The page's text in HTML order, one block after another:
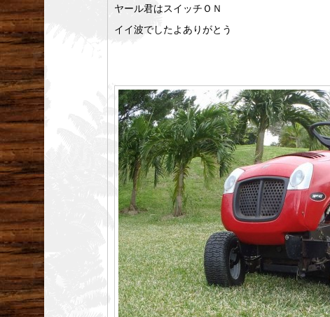
ヤール君はスイッチＯＮ
イイ波でしたよありがとう